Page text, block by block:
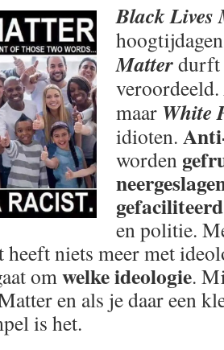
Black Lives
Matterdurft
veroordeeld.
maar White
idioten.
worden
gefaciliteerd
en politie.
niets meer met
omwelke ideologie.
en als je daar een
is het.